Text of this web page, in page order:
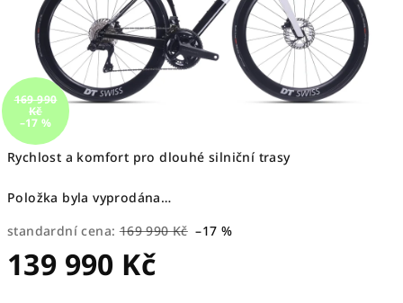
Rychlost a komfort pro dlouhé silniční trasy
Položka byla vyprodána…
standardní cena: 169 990 Kč –17 %
139 990 Kč
169 990
Kč
–17 %